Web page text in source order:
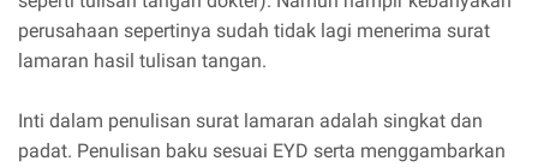
perusahaan sepertinya sudah tidak lagi menerima surat
lamaran hasil tulisan tangan.
Inti dalam penulisan surat lamaran adalah singkat dan
padat. Penulisan baku sesuai EYD serta menggambarkan